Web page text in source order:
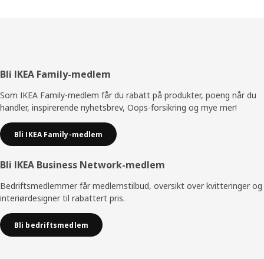
Bunntekst
Bli IKEA Family-medlem
Som IKEA Family-medlem får du rabatt på produkter, poeng når du
handler, inspirerende nyhetsbrev, Oops-forsikring og mye mer!
Bli IKEA Family-medlem
Bli IKEA Business Network-medlem
Bedriftsmedlemmer får medlemstilbud, oversikt over kvitteringer og
interiørdesigner til rabattert pris.
Bli bedriftsmedlem